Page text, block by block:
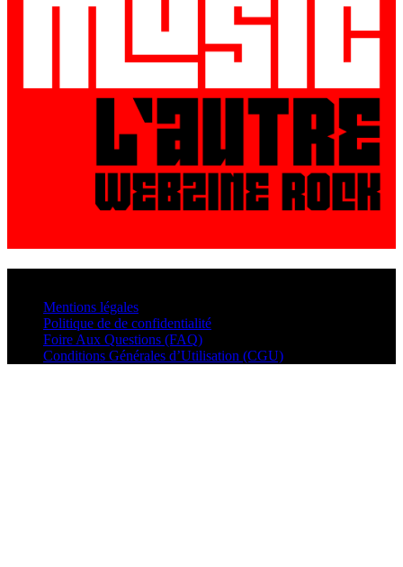
Mentions légales
Politique de de confidentialité
Foire Aux Questions (FAQ)
Conditions Générales d’Utilisation (CGU)